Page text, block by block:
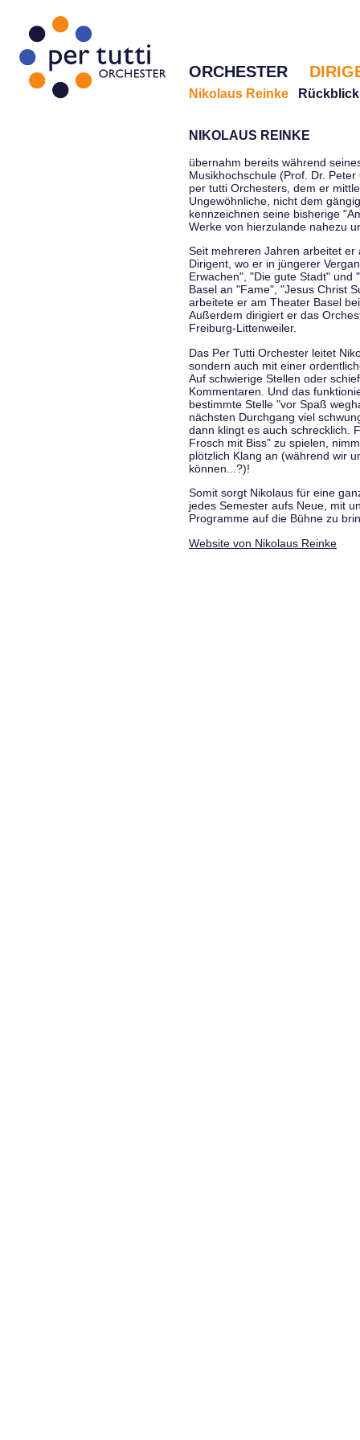
ORCHESTER
Nikolaus Reinke Rückblick
NIKOLAUS REINKE
übernahm bereits während
Musikhochschule (Prof. Dr.
per tutti Orchesters, dem er
Ungewöhnliche, nicht dem
kennzeichnen seine bisherige
Werke von hierzulande nahezu
Seit mehreren Jahren arbeitet
Dirigent, wo er in jüngerer
Erwachen", "Die gute Stadt" und
Basel an "Fame", "Jesus Christ
arbeitete er am Theater Basel
Außerdem dirigiert er das
Freiburg-Littenweiler.
Das Per Tutti Orchester leitet
sondern auch mit einer
Auf schwierige Stellen oder
Kommentaren. Und das
bestimmte Stelle "vor Spaß
nächsten Durchgang viel
dann klingt es auch schrecklich.
Frosch mit Biss" zu spielen,
plötzlich Klang an (während wir
können...?)!
Somit sorgt Nikolaus für eine
jedes Semester aufs Neue, mit
Programme auf die Bühne zu
Website von Nikolaus Reinke